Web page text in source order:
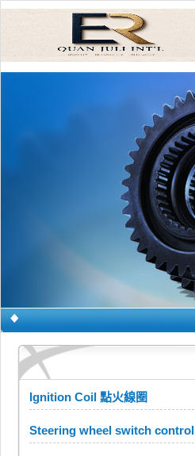
Ignition Coil 點火線圈
Steering wheel switch control